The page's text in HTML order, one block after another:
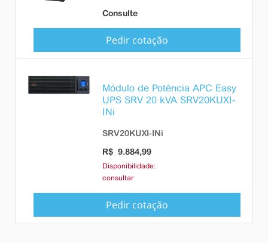
Consulte
Pedir cotação
Módulo de Potência APC Easy
UPS SRV 20 kVA SRV20KUXI-
INi
SRV20KUXI-INi
R$ 9.884,99
Disponibilidade:
consultar
Pedir cotação